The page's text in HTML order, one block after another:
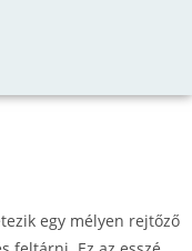
egy mélyen rejtőző